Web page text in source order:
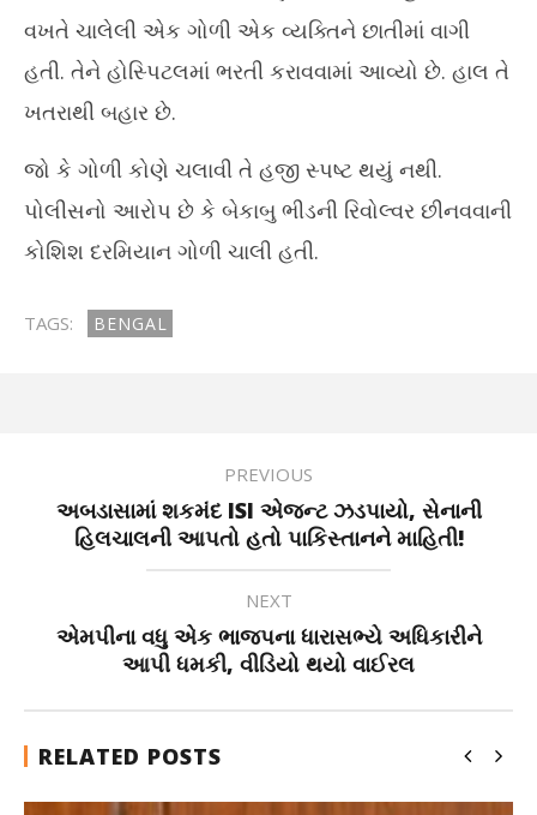
વખતે ચાલેલી એક ગોળી એક વ્યક્તિને છાતીમાં વાગી
હતી. તેને હોસ્પિટલમાં ભરતી કરાવવામાં આવ્યો છે. હાલ તે
ખતરાથી બહાર છે.
જો કે ગોળી કોણે ચલાવી તે હજી સ્પષ્ટ થયું નથી.
પોલીસનો આરોપ છે કે બેકાબુ ભીડની રિવોલ્વર છીનવવાની
કોશિશ દરમિયાન ગોળી ચાલી હતી.
TAGS: BENGAL
PREVIOUS
અબડાસામાં શકમંદ ISI એજન્ટ ઝડપાયો, સેનાની
હિલચાલની આપતો હતો પાકિસ્તાનને માહિતી!
NEXT
એમપીના વધુ એક ભાજપના ધારાસભ્યે અધિકારીને
આપી ધમકી, વીડિયો થયો વાઈરલ
RELATED POSTS